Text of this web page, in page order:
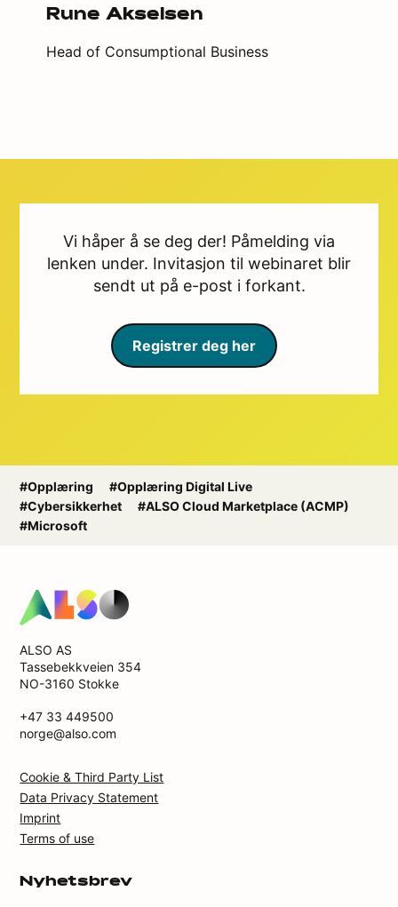
Rune Akselsen
Head of Consumptional Business
Vi håper å se deg der! Påmelding via
lenken under. Invitasjon til webinaret blir
sendt ut på e-post i forkant.
Registrer deg her
#Opplæring
#Opplæring Digital Live
#Cybersikkerhet
#ALSO Cloud Marketplace (ACMP)
#Microsoft
ALSO AS
Tassebekkveien 354
NO-3160 Stokke
+47 33 449500
norge@also.com
Cookie & Third Party List
Data Privacy Statement
Imprint
Terms of use
Nyhetsbrev